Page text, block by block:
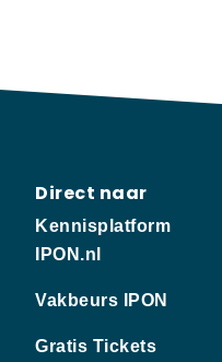
Direct naar
Kennisplatform
IPON.nl
Vakbeurs IPON
Gratis Tickets